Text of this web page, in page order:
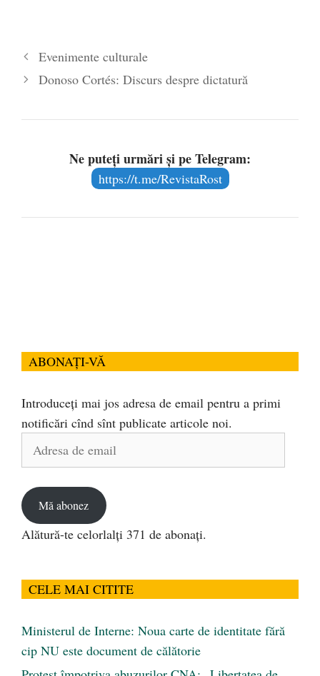
Evenimente culturale
Donoso Cortés: Discurs despre dictatură
Ne puteți urmări și pe Telegram:
https://t.me/RevistaRost
ABONAȚI-VĂ
Introduceți mai jos adresa de email pentru a primi
notificări cînd sînt publicate articole noi.
Adresa
Mă abonez
Alătură-te celorlalți 371 de abonați.
CELE MAI CITITE
Ministerul de Interne: Noua carte de identitate fără
cip NU este document de călătorie